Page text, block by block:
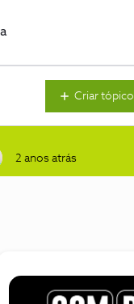
Criar tópico
2 anos atrás